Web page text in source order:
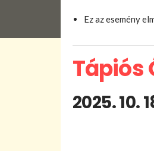
Ez az esemény
Tápiós
2025. 10.